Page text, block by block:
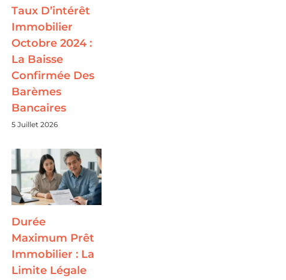
Taux D’intérêt
Immobilier
Octobre 2024 :
La Baisse
Confirmée Des
Barèmes
Bancaires
5 Juillet 2026
Durée
Maximum Prêt
Immobilier : La
Limite Légale